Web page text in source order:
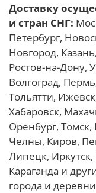
Доставку
и стран СНГ:
Петербург,
Новгород,
Ростов-на-Дону,
Волгоград,
Тольятти,
Хабаровск,
Оренбург,
Челны, Киров,
Липецк,
Караганда и
города и